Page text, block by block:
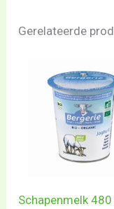
Gerelateerde
Schapenmelk